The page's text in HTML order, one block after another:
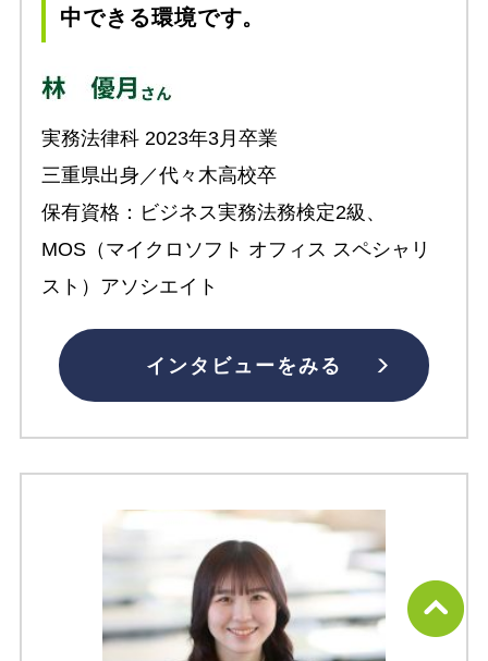
中できる環境です。
実務法律科 2023年3月卒業
三重県出身／代々木高校卒
保有資格：ビジネス実務法務検定2級、
MOS（マイクロソフト オフィス スペシャリ
スト）アソシエイト
インタビューをみる